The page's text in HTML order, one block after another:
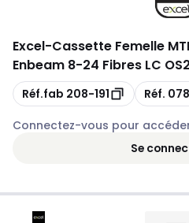
Excel-Cassette Femelle
Enbeam 8-24 Fibres LC OS2
Copie
Réf.fab 208-191 Copie
Réf.
Connectez-vous pour
Se